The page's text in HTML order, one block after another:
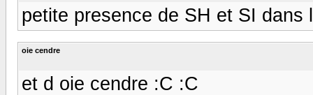
petite presence de SH et SI
oie cendre
et d oie cendre :C :C